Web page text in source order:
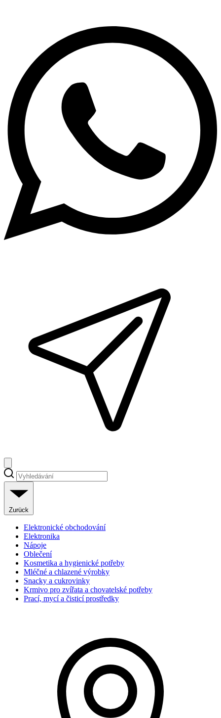
Zurück
Elektronické obchodování
Elektronika
Nápoje
Oblečení
Kosmetika a hygienické potřeby
Mléčné a chlazené výrobky
Snacky a cukrovinky
Krmivo pro zvířata a chovatelské potřeby
Prací, mycí a čisticí prostředky